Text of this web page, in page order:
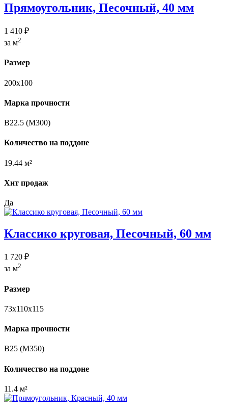
Прямоугольник, Песочный, 40 мм
1 410 ₽
за м2
Размер
200х100
Марка прочности
B22.5 (M300)
Количество на поддоне
19.44 м²
Хит продаж
Да
Классико круговая, Песочный, 60 мм
1 720 ₽
за м2
Размер
73х110х115
Марка прочности
В25 (М350)
Количество на поддоне
11.4 м²